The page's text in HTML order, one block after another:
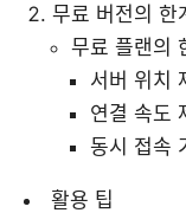
무료 버전의 한
무료 플랜의
서버 위치
연결 속도
동시 접속
활용 팁